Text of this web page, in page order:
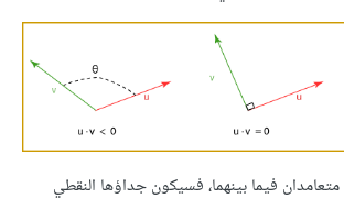
متعامدان فيما بينهما، فسيكون جداؤها النقطي